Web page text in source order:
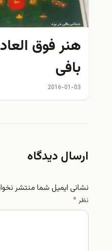
هنر فوق
بافی
2016-01-03
ارسال دیدگاه
نشانی ایمیل شما منتشر
نظر*